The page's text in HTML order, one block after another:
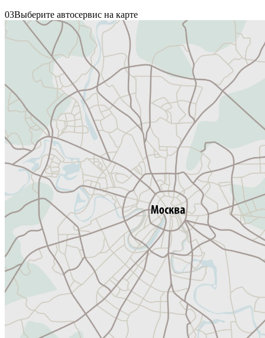
03Выберите автосервис на карте